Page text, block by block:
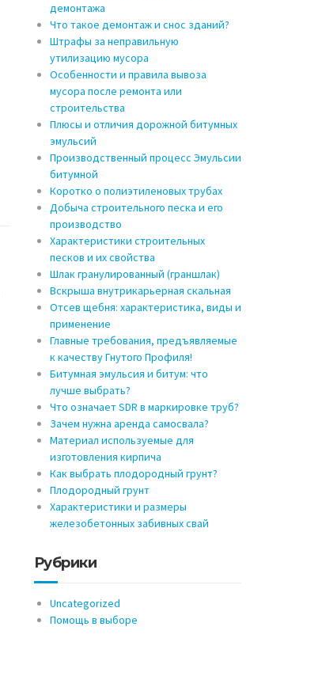
демонтажа
Что такое демонтаж и снос зданий?
Штрафы за неправильную
утилизацию мусора
Особенности и правила вывоза
мусора после ремонта или
строительства
Плюсы и отличия дорожной битумных
эмульсий
Производственный процесс Эмульсии
битумной
Коротко о полиэтиленовых трубах
Добыча строительного песка и его
производство
Характеристики строительных
песков и их свойства
Шлак гранулированный (граншлак)
Вскрыша внутрикарьерная скальная
Отсев щебня: характеристика, виды и
применение
Главные требования, предъявляемые
к качеству Гнутого Профиля!
Битумная эмульсия и битум: что
лучше выбрать?
Что означает SDR в маркировке труб?
Зачем нужна аренда самосвала?
Материал используемые для
изготовления кирпича
Как выбрать плодородный грунт?
Плодородный грунт
Характеристики и размеры
железобетонных забивных свай
Рубрики
Uncategorized
Помощь в выборе